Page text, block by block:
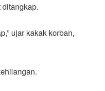
ujar kakak korban,